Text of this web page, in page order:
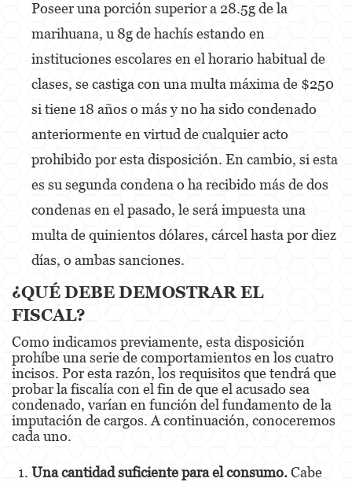
DUI With A Passenger Under 14
DUI Laws In The State Of California
Underage DUI
Wet Reckless
Expungements
Fraud Crimes
Auto Insurance Fraud
Check Fraud
Health Care Fraud
Unauthorized Practice Of Medicine
Gun Offenses
Other
Appeals
Poseer una porción superior a 28.5g de la
marihuana, u 8g de hachís estando en
instituciones escolares en el horario habitual de
clases, se castiga con una multa máxima de $250
si tiene 18 años o más y no ha sido condenado
anteriormente en virtud de cualquier acto
prohibido por esta disposición. En cambio, si esta
es su segunda condena o ha recibido más de dos
condenas en el pasado, le será impuesta una
multa de quinientos dólares, cárcel hasta por diez
días, o ambas sanciones.
¿QUÉ DEBE DEMOSTRAR EL
FISCAL?
Como indicamos previamente, esta disposición
prohíbe una serie de comportamientos en los cuatro
incisos. Por esta razón, los requisitos que tendrá que
probar la fiscalía con el fin de que el acusado sea
condenado, varían en función del fundamento de la
imputación de cargos. A continuación, conoceremos
cada uno.
Una cantidad suficiente para el consumo.Cabe